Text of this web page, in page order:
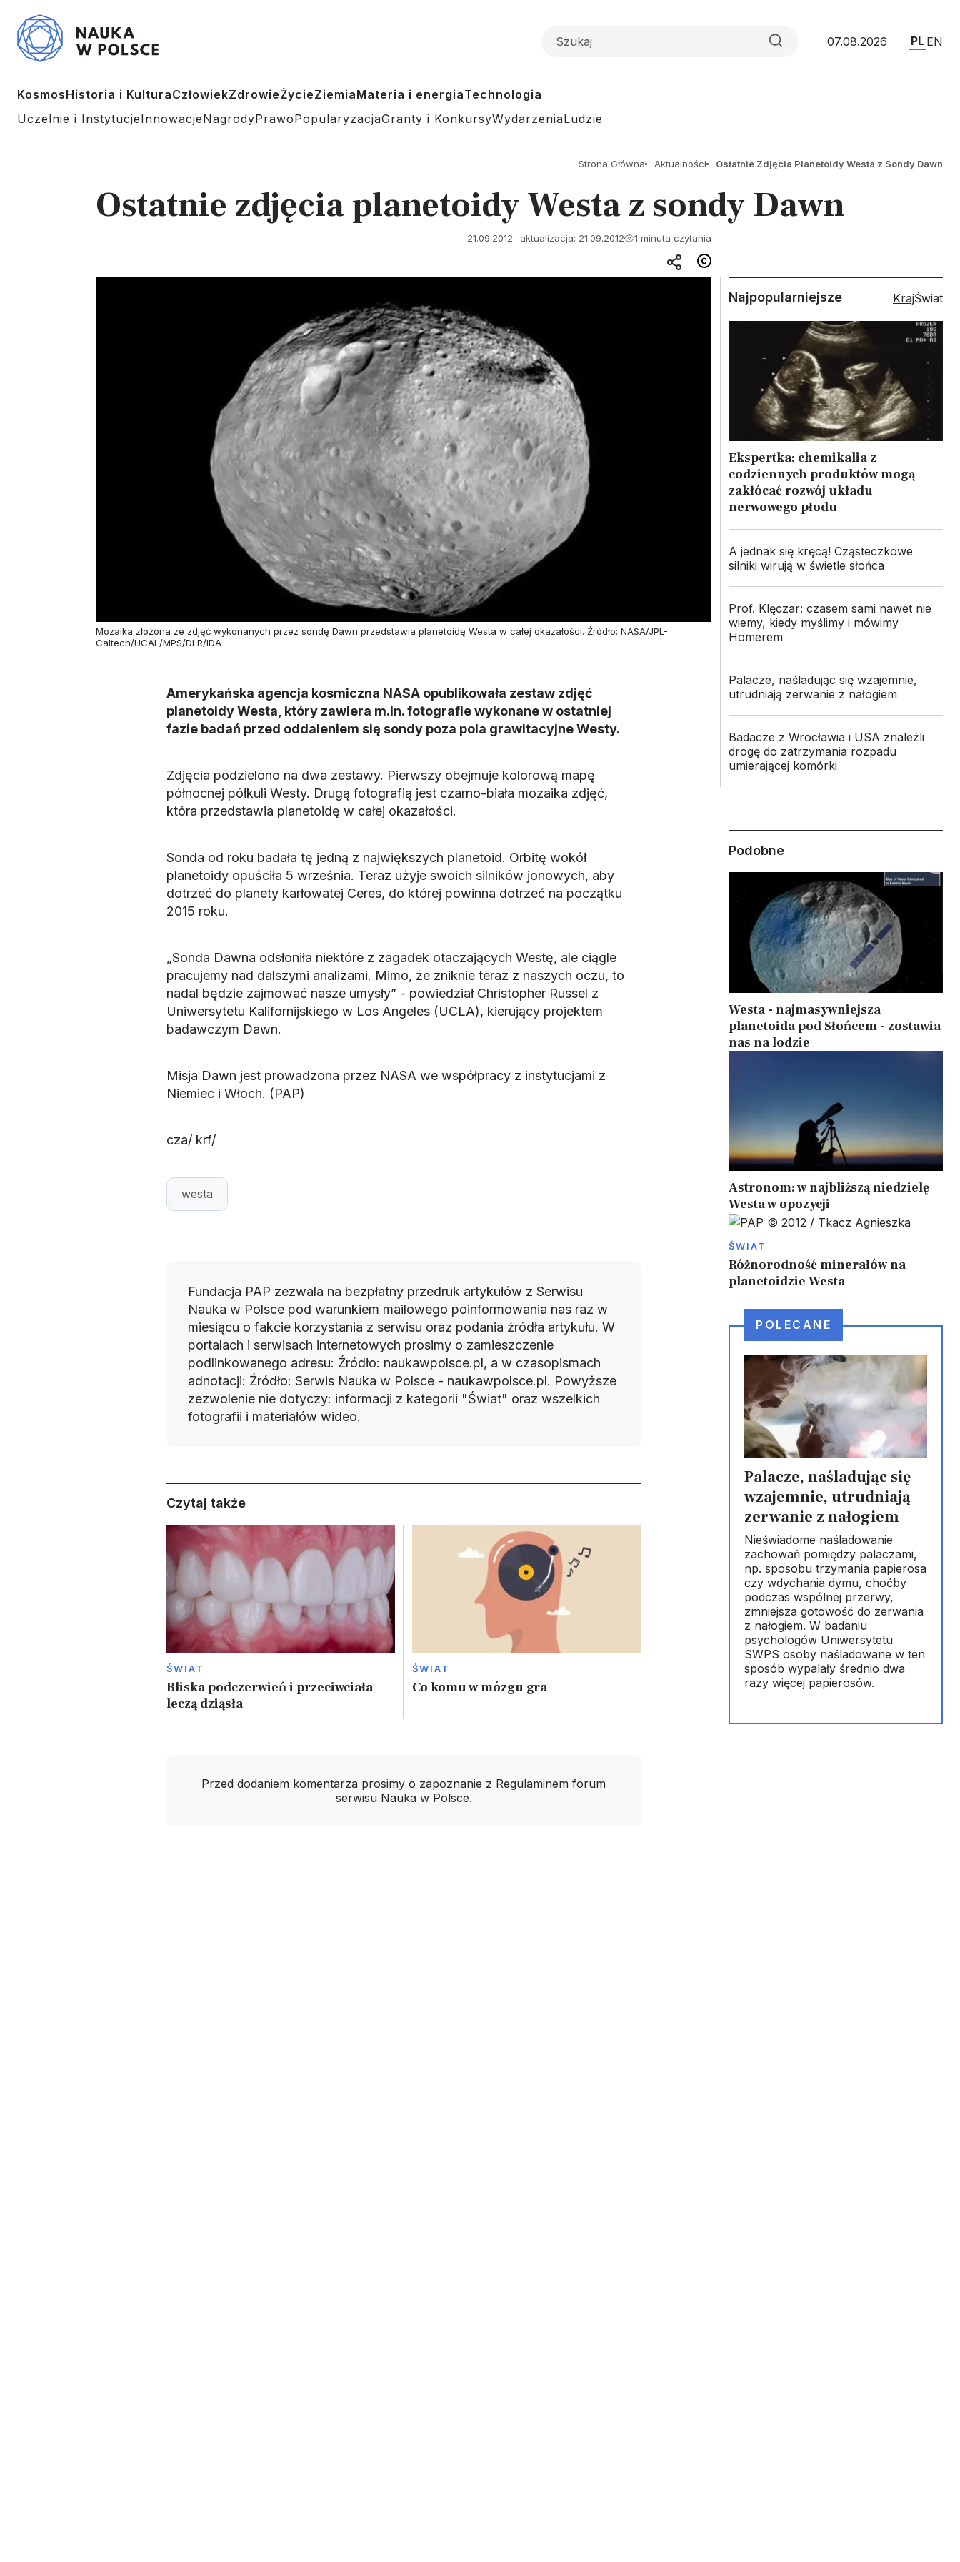
07.08.2026 PL EN
KosmosHistoria i KulturaCzłowiekZdrowieŻycieZiemiaMateria i energiaTechnologia
Uczelnie i InstytucjeInnowacjeNagrodyPrawoPopularyzacjaGranty i KonkursyWydarzeniaLudzie
Strona Główna Aktualności Ostatnie Zdjęcia Planetoidy Westa z Sondy Dawn
Ostatnie zdjęcia planetoidy Westa z sondy Dawn
21.09.2012 aktualizacja: 21.09.2012 1 minuta czytania
Mozaika złożona ze zdjęć wykonanych przez sondę Dawn przedstawia planetoidę Westa w całej okazałości. Źródło: NASA/JPL-
Caltech/UCAL/MPS/DLR/IDA
Amerykańska agencja kosmiczna NASA opublikowała zestaw zdjęć
planetoidy Westa, który zawiera m.in. fotografie wykonane w ostatniej
fazie badań przed oddaleniem się sondy poza pola grawitacyjne Westy.
Zdjęcia podzielono na dwa zestawy. Pierwszy obejmuje kolorową mapę
północnej półkuli Westy. Drugą fotografią jest czarno-biała mozaika zdjęć,
która przedstawia planetoidę w całej okazałości.
Sonda od roku badała tę jedną z największych planetoid. Orbitę wokół
planetoidy opuściła 5 września. Teraz użyje swoich silników jonowych, aby
dotrzeć do planety karłowatej Ceres, do której powinna dotrzeć na początku
2015 roku.
„Sonda Dawna odsłoniła niektóre z zagadek otaczających Westę, ale ciągle
pracujemy nad dalszymi analizami. Mimo, że zniknie teraz z naszych oczu, to
nadal będzie zajmować nasze umysły” - powiedział Christopher Russel z
Uniwersytetu Kalifornijskiego w Los Angeles (UCLA), kierujący projektem
badawczym Dawn.
Misja Dawn jest prowadzona przez NASA we współpracy z instytucjami z
Niemiec i Włoch. (PAP)
cza/ krf/
westa
Fundacja PAP zezwala na bezpłatny przedruk artykułów z Serwisu
Nauka w Polsce pod warunkiem mailowego poinformowania nas raz w
miesiącu o fakcie korzystania z serwisu oraz podania źródła artykułu. W
portalach i serwisach internetowych prosimy o zamieszczenie
podlinkowanego adresu: Źródło: naukawpolsce.pl, a w czasopismach
adnotacji: Źródło: Serwis Nauka w Polsce - naukawpolsce.pl. Powyższe
zezwolenie nie dotyczy: informacji z kategorii "Świat" oraz wszelkich
fotografii i materiałów wideo.
Czytaj także
ŚWIAT
Bliska podczerwień i przeciwciała
leczą dziąsła
ŚWIAT
Co komu w mózgu gra
Przed dodaniem komentarza prosimy o zapoznanie z Regulaminem forum
serwisu Nauka w Polsce.
Najpopularniejsze KrajŚwiat
Ekspertka: chemikalia z
codziennych produktów mogą
zakłócać rozwój układu
nerwowego płodu
A jednak się kręcą! Cząsteczkowe
silniki wirują w świetle słońca
Prof. Klęczar: czasem sami nawet nie
wiemy, kiedy myślimy i mówimy
Homerem
Palacze, naśladując się wzajemnie,
utrudniają zerwanie z nałogiem
Badacze z Wrocławia i USA znaleźli
drogę do zatrzymania rozpadu
umierającej komórki
Podobne
Westa - najmasywniejsza
planetoida pod Słońcem - zostawia
nas na lodzie
Astronom: w najbliższą niedzielę
Westa w opozycji
ŚWIAT
Różnorodność minerałów na
planetoidzie Westa
POLECANE
Palacze, naśladując się
wzajemnie, utrudniają
zerwanie z nałogiem
Nieświadome naśladowanie
zachowań pomiędzy palaczami,
np. sposobu trzymania papierosa
czy wdychania dymu, choćby
podczas wspólnej przerwy,
zmniejsza gotowość do zerwania
z nałogiem. W badaniu
psychologów Uniwersytetu
SWPS osoby naśladowane w ten
sposób wypalały średnio dwa
razy więcej papierosów.